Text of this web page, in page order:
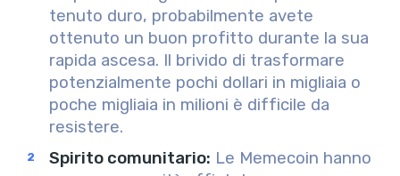
tenuto duro, probabilmente avete
ottenuto un buon profitto durante la sua
rapida ascesa. Il brivido di trasformare
potenzialmente pochi dollari in migliaia o
poche migliaia in milioni è difficile da
resistere.
Spirito comunitario: Le Memecoin hanno